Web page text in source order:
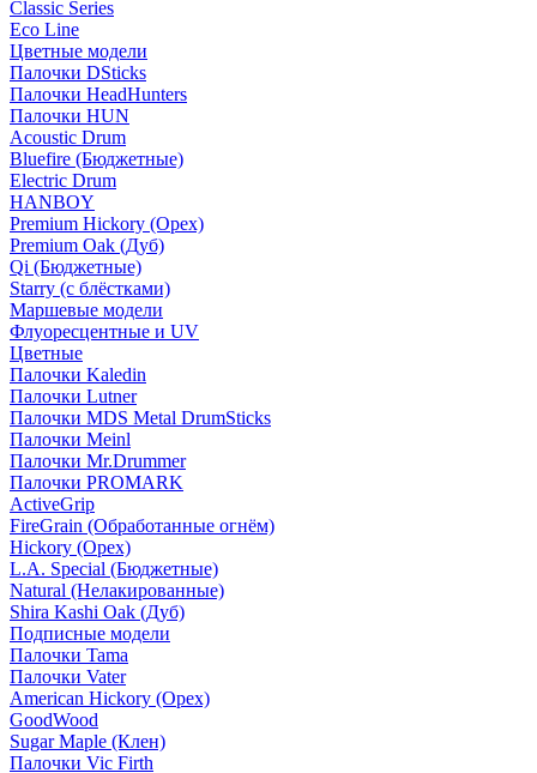
Classic Series
Eco Line
Цветные модели
Палочки DSticks
Палочки HeadHunters
Палочки HUN
Acoustic Drum
Bluefire (Бюджетные)
Electric Drum
HANBOY
Premium Hickory (Орех)
Premium Oak (Дуб)
Qi (Бюджетные)
Starry (с блёстками)
Маршевые модели
Флуоресцентные и UV
Цветные
Палочки Kaledin
Палочки Lutner
Палочки MDS Metal DrumSticks
Палочки Meinl
Палочки Mr.Drummer
Палочки PROMARK
ActiveGrip
FireGrain (Обработанные огнём)
Hickory (Орех)
L.A. Special (Бюджетные)
Natural (Нелакированные)
Shira Kashi Oak (Дуб)
Подписные модели
Палочки Tama
Палочки Vater
American Hickory (Орех)
GoodWood
Sugar Maple (Клен)
Палочки Vic Firth